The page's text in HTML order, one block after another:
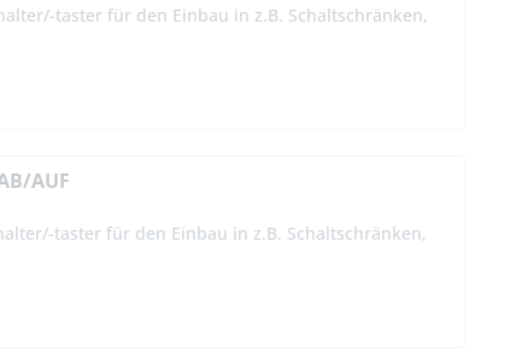
taster für den Einbau in z.B. Schaltschränken,
AUF
taster für den Einbau in z.B. Schaltschränken,